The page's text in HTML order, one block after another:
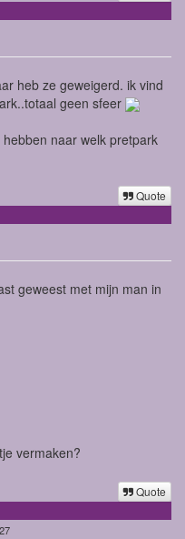
heb ze geweigerd. ik vind
geen sfeer
naar welk pretpark
Quote
geweest met mijn man in
vermaken?
Quote